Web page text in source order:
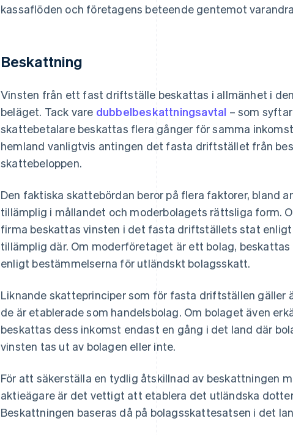
kassaflöden och företagens beteende gentemot
Beskattning
Vinsten från ett fast driftställe beskattas i allmänhet i
beläget. Tack vare dubbelbeskattningsavtal – som
skattebetalare beskattas flera gånger för samma
hemland vanligtvis antingen det fasta driftstället från
skattebeloppen.
Den faktiska skattebördan beror på flera faktorer, bland
tillämplig i mållandet och moderbolagets rättsliga form.
firma beskattas vinsten i det fasta driftställets stat
tillämplig där. Om moderföretaget är ett bolag,
enligt bestämmelserna för utländskt bolagsskatt.
Liknande skatteprinciper som för fasta driftställen gäller
de är etablerade som handelsbolag. Om bolaget även
beskattas dess inkomst endast en gång i det land där
vinsten tas ut av bolagen eller inte.
För att säkerställa en tydlig åtskillnad av beskattningen
aktieägare är det vettigt att etablera det utländska
Beskattningen baseras då på bolagsskattesatsen i det